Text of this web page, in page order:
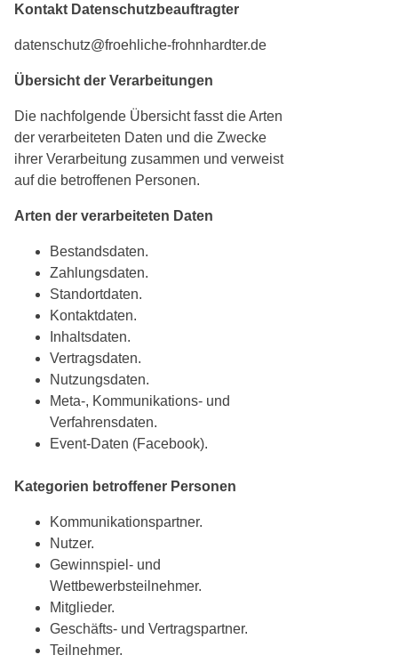
Kontakt Datenschutzbeauftragter
datenschutz@froehliche-frohnhardter.de
Übersicht der Verarbeitungen
Die nachfolgende Übersicht fasst die Arten
der verarbeiteten Daten und die Zwecke
ihrer Verarbeitung zusammen und verweist
auf die betroffenen Personen.
Arten der verarbeiteten Daten
Bestandsdaten.
Zahlungsdaten.
Standortdaten.
Kontaktdaten.
Inhaltsdaten.
Vertragsdaten.
Nutzungsdaten.
Meta-, Kommunikations- und
Verfahrensdaten.
Event-Daten (Facebook).
Kategorien betroffener Personen
Kommunikationspartner.
Nutzer.
Gewinnspiel- und
Wettbewerbsteilnehmer.
Mitglieder.
Geschäfts- und Vertragspartner.
Teilnehmer.